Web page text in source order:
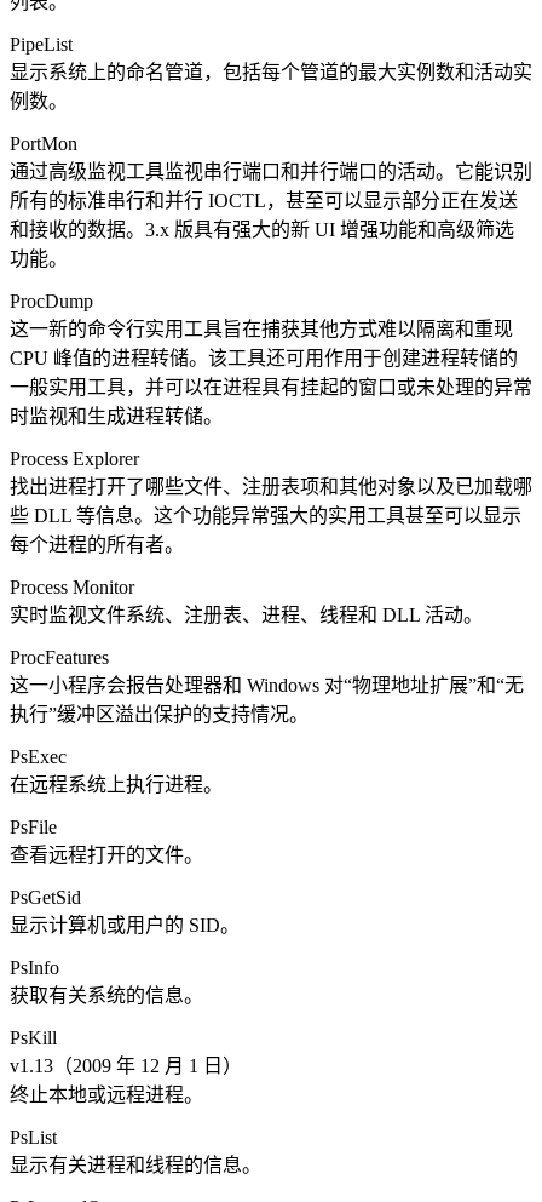
PipeList
显示系统上的命名管道，包括每个管道的最大实例数和活动实
例数。
PortMon
通过高级监视工具监视串行端口和并行端口的活动。它能识别
所有的标准串行和并行 IOCTL，甚至可以显示部分正在发送
和接收的数据。3.x 版具有强大的新 UI 增强功能和高级筛选
功能。
ProcDump
这一新的命令行实用工具旨在捕获其他方式难以隔离和重现
CPU 峰值的进程转储。该工具还可用作用于创建进程转储的
一般实用工具，并可以在进程具有挂起的窗口或未处理的异常
时监视和生成进程转储。
Process Explorer
找出进程打开了哪些文件、注册表项和其他对象以及已加载哪
些 DLL 等信息。这个功能异常强大的实用工具甚至可以显示
每个进程的所有者。
Process Monitor
实时监视文件系统、注册表、进程、线程和 DLL 活动。
ProcFeatures
这一小程序会报告处理器和 Windows 对“物理地址扩展”和“无
执行”缓冲区溢出保护的支持情况。
PsExec
在远程系统上执行进程。
PsFile
查看远程打开的文件。
PsGetSid
显示计算机或用户的 SID。
PsInfo
获取有关系统的信息。
PsKill
v1.13（2009 年 12 月 1 日）
终止本地或远程进程。
PsList
显示有关进程和线程的信息。